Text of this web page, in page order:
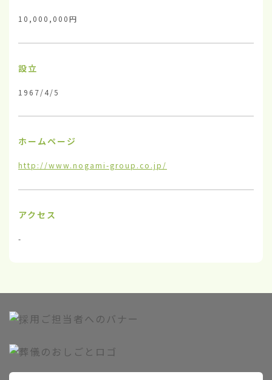
10,000,000円
設立
1967/4/5
ホームページ
http://www.nogami-group.co.jp/
アクセス
-